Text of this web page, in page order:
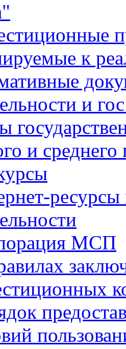
к
и
и среднего
МСП